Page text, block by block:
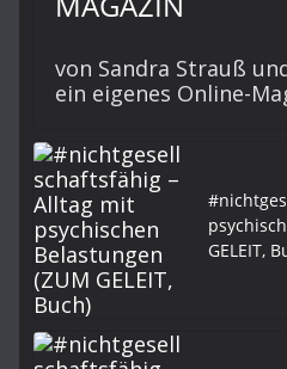
von Sandra Strauß
ein eigenes Online-
GELEIT,